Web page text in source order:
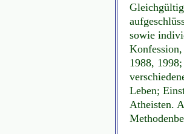
sowie
1988,
Leben;
Atheisten.